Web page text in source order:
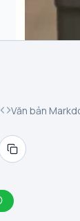
Văn bản